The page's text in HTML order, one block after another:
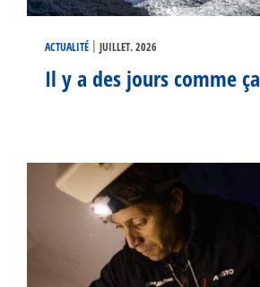
ACTUALITÉ | JUILLET. 2026
Il y a des jours comme ça